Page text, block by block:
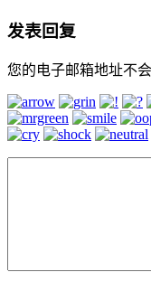
发表回复
您的电子邮箱地址不会